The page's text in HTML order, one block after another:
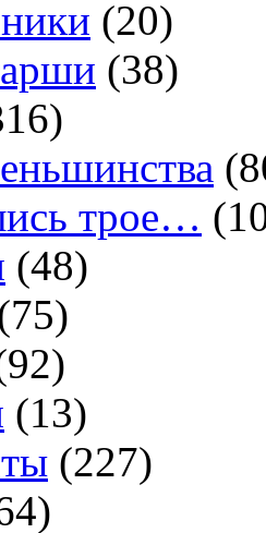
(20)
(38)
трое…
(48)
(13)
(227)